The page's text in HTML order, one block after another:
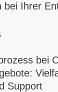
bei Ihrer
bei
Support